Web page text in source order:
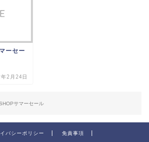
ーセー
2月24日
サマーセール
バシーポリシー 免責事項